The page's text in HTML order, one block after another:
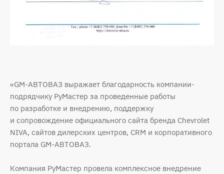
«GM-АВТОВАЗ выражает благодарность компании-
подрядчику РуМастер за проведенные работы
по разработке и внедрению, поддержку
и сопровождение официального сайта бренда Chevrolet
NIVA, сайтов дилерских центров, CRM и корпоративного
портала GM-АВТОВАЗ.
Компания РуМастер провела комплексное внедрение